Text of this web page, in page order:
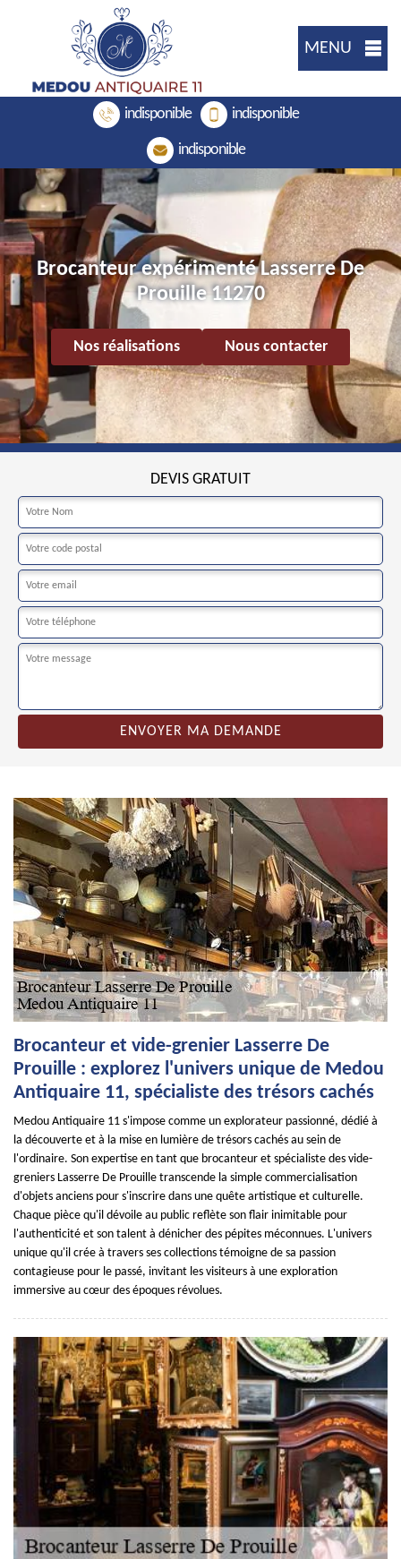
MENU
indisponible indisponible
indisponible
Brocanteur expérimenté Lasserre De
Prouille 11270
Nos réalisations Nous contacter
DEVIS GRATUIT
Brocanteur et vide-grenier Lasserre De
Prouille : explorez l'univers unique de Medou
Antiquaire 11, spécialiste des trésors cachés
Medou Antiquaire 11 s'impose comme un explorateur passionné, dédié à
la découverte et à la mise en lumière de trésors cachés au sein de
l'ordinaire. Son expertise en tant que brocanteur et spécialiste des vide-
greniers Lasserre De Prouille transcende la simple commercialisation
d'objets anciens pour s'inscrire dans une quête artistique et culturelle.
Chaque pièce qu'il dévoile au public reflète son flair inimitable pour
l'authenticité et son talent à dénicher des pépites méconnues. L'univers
unique qu'il crée à travers ses collections témoigne de sa passion
contagieuse pour le passé, invitant les visiteurs à une exploration
immersive au cœur des époques révolues.